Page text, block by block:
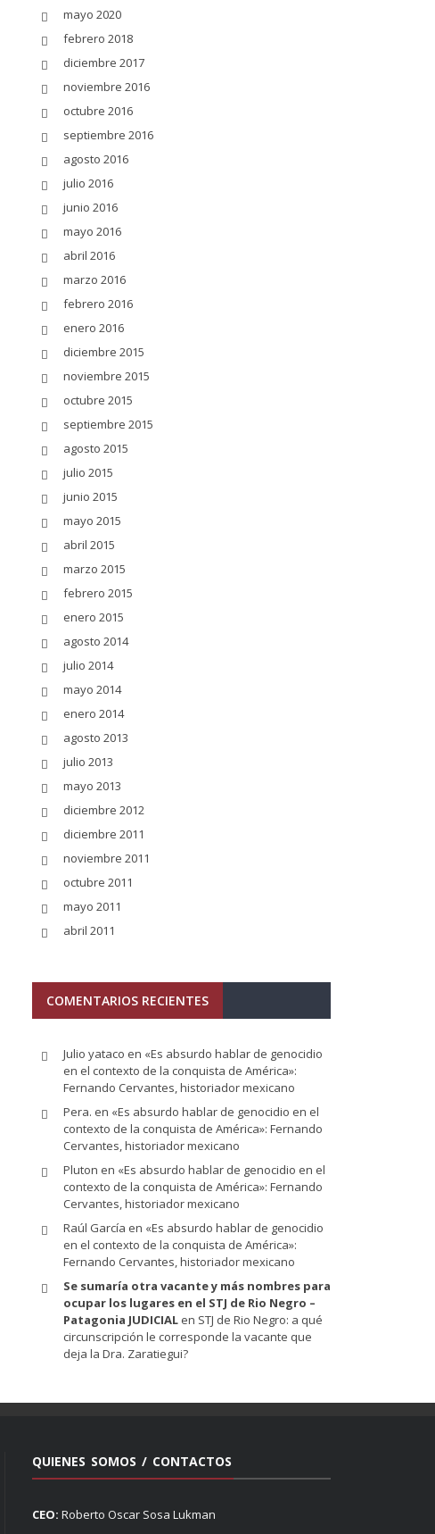
mayo 2020
febrero 2018
diciembre 2017
noviembre 2016
octubre 2016
septiembre 2016
agosto 2016
julio 2016
junio 2016
mayo 2016
abril 2016
marzo 2016
febrero 2016
enero 2016
diciembre 2015
noviembre 2015
octubre 2015
septiembre 2015
agosto 2015
julio 2015
junio 2015
mayo 2015
abril 2015
marzo 2015
febrero 2015
enero 2015
agosto 2014
julio 2014
mayo 2014
enero 2014
agosto 2013
julio 2013
mayo 2013
diciembre 2012
diciembre 2011
noviembre 2011
octubre 2011
mayo 2011
abril 2011
COMENTARIOS RECIENTES
Julio yataco en «Es absurdo hablar de genocidio
en el contexto de la conquista de América»:
Fernando Cervantes, historiador mexicano
Pera. en «Es absurdo hablar de genocidio en el
contexto de la conquista de América»: Fernando
Cervantes, historiador mexicano
Pluton en «Es absurdo hablar de genocidio en el
contexto de la conquista de América»: Fernando
Cervantes, historiador mexicano
Raúl García en «Es absurdo hablar de genocidio
en el contexto de la conquista de América»:
Fernando Cervantes, historiador mexicano
Se sumaría otra vacante y más nombres para
ocupar los lugares en el STJ de Rio Negro –
Patagonia JUDICIAL en STJ de Rio Negro: a qué
circunscripción le corresponde la vacante que
deja la Dra. Zaratiegui?
QUIENES SOMOS / CONTACTOS
CEO: Roberto Oscar Sosa Lukman